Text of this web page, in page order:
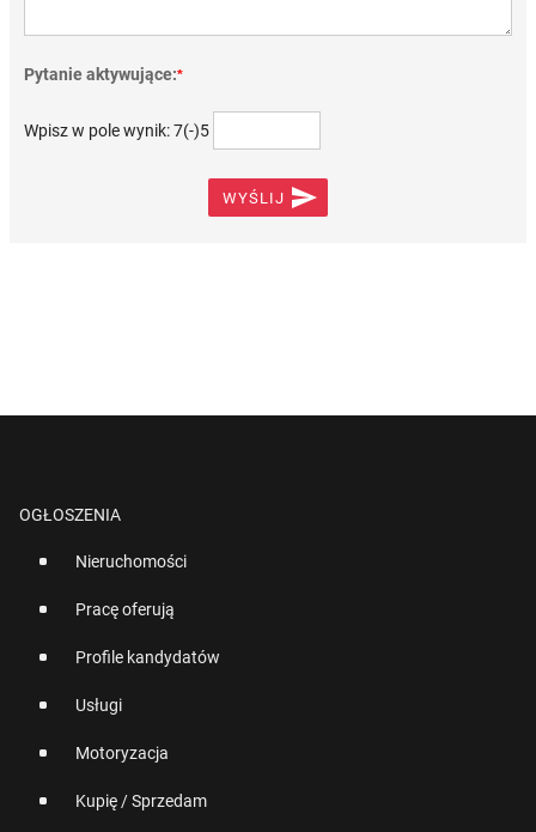
Pytanie aktywujące:*
Wpisz w pole wynik: 7(-)5
WYŚLIJ 
OGŁOSZENIA
Nieruchomości
Pracę oferują
Profile kandydatów
Usługi
Motoryzacja
Kupię / Sprzedam